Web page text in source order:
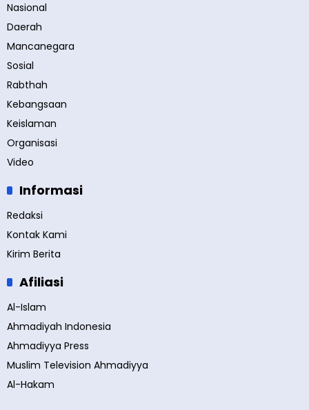
Nasional
Daerah
Mancanegara
Sosial
Rabthah
Kebangsaan
Keislaman
Organisasi
Video
Informasi
Redaksi
Kontak Kami
Kirim Berita
Afiliasi
Al-Islam
Ahmadiyah Indonesia
Ahmadiyya Press
Muslim Television Ahmadiyya
Al-Hakam